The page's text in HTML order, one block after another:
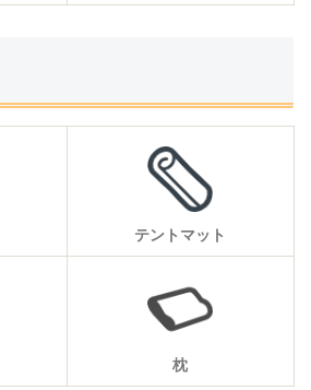
テントマット
枕